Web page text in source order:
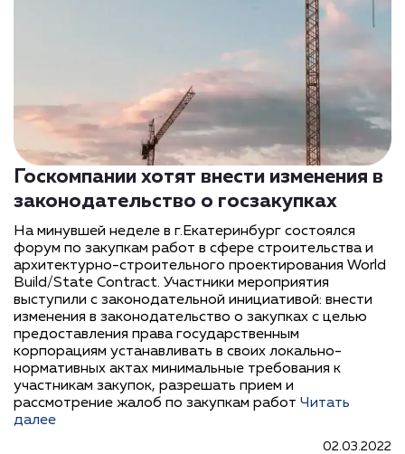
Госкомпании хотят внести изменения в
законодательство о госзакупках
На минувшей неделе в г.Екатеринбург состоялся
форум по закупкам работ в сфере строительства и
архитектурно-строительного проектирования World
Build/State Contract. Участники мероприятия
выступили с законодательной инициативой: внести
изменения в законодательство о закупках с целью
предоставления права государственным
корпорациям устанавливать в своих локально-
нормативных актах минимальные требования к
участникам закупок, разрешать прием и
рассмотрение жалоб по закупкам работ Читать
далее
02.03.2022